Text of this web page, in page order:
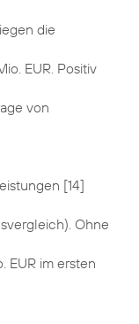
die
EUR. Positiv
von
[14]
Ohne
EUR im ersten